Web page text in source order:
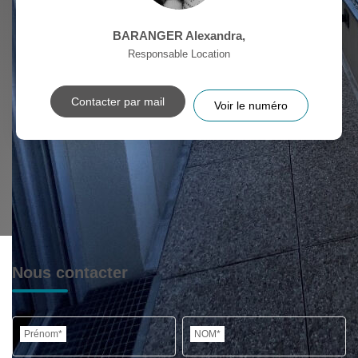
BARANGER Alexandra,
Responsable Location
Contacter par mail Voir le numéro
Nous contacter
Prénom* NOM*